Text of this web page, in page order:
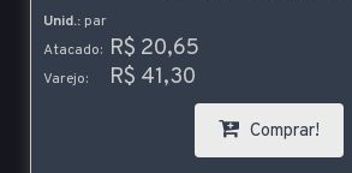
Unid.: par
Atacado: R$ 20,65
Varejo: R$ 41,30
Comprar!